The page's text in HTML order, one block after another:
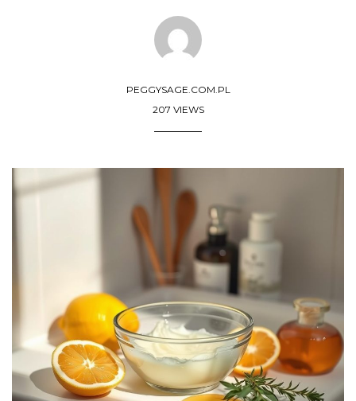
PEGGYSAGE.COM.PL
207 VIEWS